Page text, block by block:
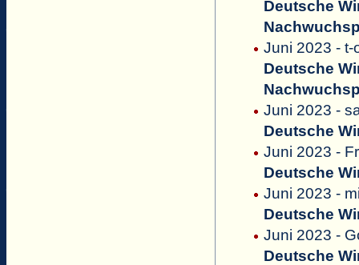
Deutsche
Juni 2023 - t-
Deutsche
Juni 2023 -
Deutsche
Juni 2023 -
Deutsche
Juni 2023 -
Deutsche
Juni 2023 -
Deutsche